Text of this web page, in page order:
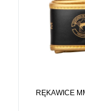
RĘKAWICE